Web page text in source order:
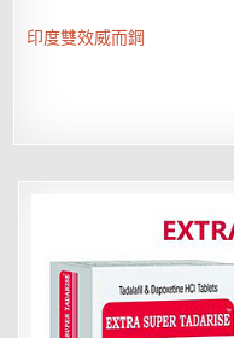
價
印度雙效威而鋼